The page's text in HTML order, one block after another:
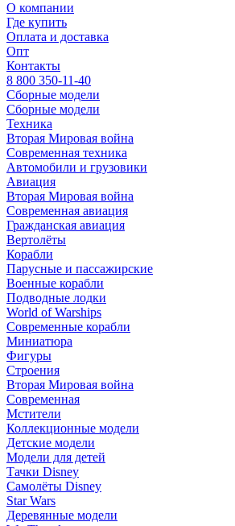
О компании
Где купить
Оплата и доставка
Опт
Контакты
8 800 350-11-40
Сборные модели
Сборные модели
Техника
Вторая Мировая война
Современная техника
Автомобили и грузовики
Авиация
Вторая Мировая война
Современная авиация
Гражданская авиация
Вертолёты
Корабли
Парусные и пассажирские
Военные корабли
Подводные лодки
World of Warships
Современные корабли
Миниатюра
Фигуры
Строения
Вторая Мировая война
Современная
Мстители
Коллекционные модели
Детские модели
Модели для детей
Тачки Disney
Самолёты Disney
Star Wars
Деревянные модели